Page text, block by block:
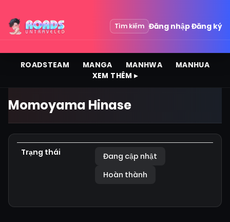
Tìm kiếm Đăng nhậpĐăng ký
ROADSTEAM MANGA MANHWA
MANHUA
XEM THÊM ▸
Momoyama Hinase
Trạng thái
Đang cập nhật
Hoàn thành